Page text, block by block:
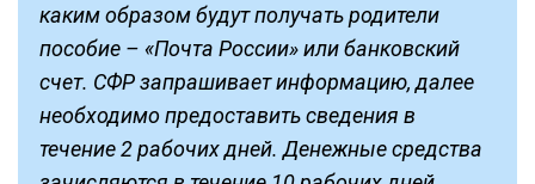
каким образом будут получать родители
пособие – «Почта России» или банковский
счет. СФР запрашивает информацию, далее
необходимо предоставить сведения в
течение 2 рабочих дней. Денежные средства